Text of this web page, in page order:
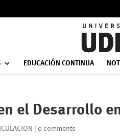
EDUCACIÓN CONTINUA
el Desarrollo
0 comments